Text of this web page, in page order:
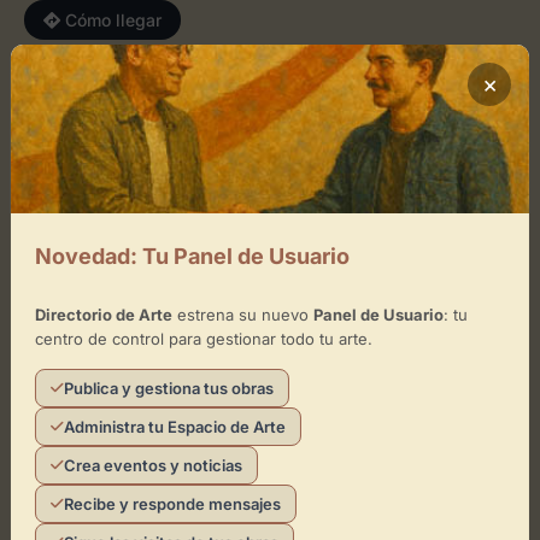
Cómo llegar
Cafetería-Restaurante «Teatro»
×
+
−
Leaflet
Toca el mapa para interactuar
Activar Mapa
×
Novedad: Tu Panel de Usuario
Directorio de Arteestrena su nuevo Panel de Usuario: tu
centro de control para gestionar todo tu arte.
Publica y gestiona tus obras
Administra tu Espacio de Arte
Crea eventos y noticias
Recibe y responde mensajes